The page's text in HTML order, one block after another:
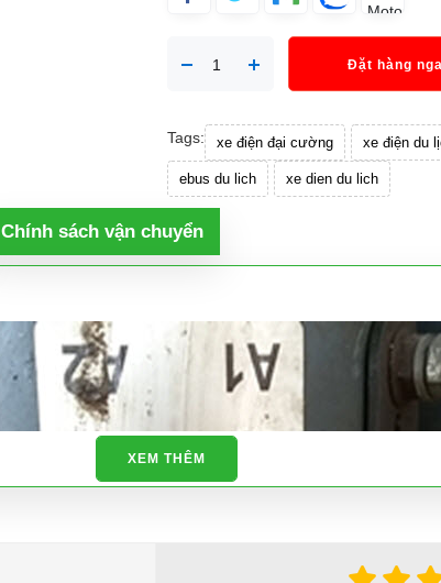
Đặt hàng
Tags: xe điện đại cường xe điện du
ebus du lich xe dien du lich
Chính sách vận chuyển
XEM THÊM